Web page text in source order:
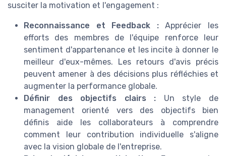
susciter la motivation et l'engagement :
Reconnaissance et Feedback :Apprécier les
efforts des membres de l'équipe renforce leur
sentiment d'appartenance et les incite à donner le
meilleur d'eux-mêmes. Les retours d'avis précis
peuvent amener à des décisions plus réfléchies et
augmenter la performance globale.
Définir des objectifs clairs : Un style de
management orienté vers des objectifs bien
définis aide les collaborateurs à comprendre
comment leur contribution individuelle s'aligne
avec la vision globale de l'entreprise.